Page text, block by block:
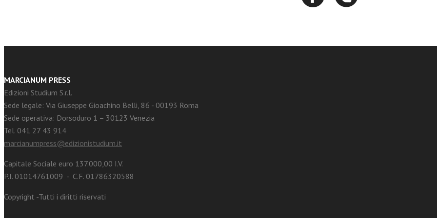
MARCIANUM PRESS
Edizioni Studium S.r.l.
Sede legale: Via Giuseppe Gioachino Belli, 86 - 00193 Roma
Sede operativa: Dorsoduro 1 – 30123 Venezia
Tel. 041 27 43 914
marcianumpress@edizionistudium.it
Capitale Sociale euro 137.000,00 I.V.
P.I. 01014761009 - C.F. 01786320588
Copyright -Tutti i diritti riservati